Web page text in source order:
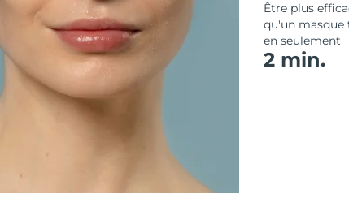
Être plus
qu'un masque
en seulement
2 min.